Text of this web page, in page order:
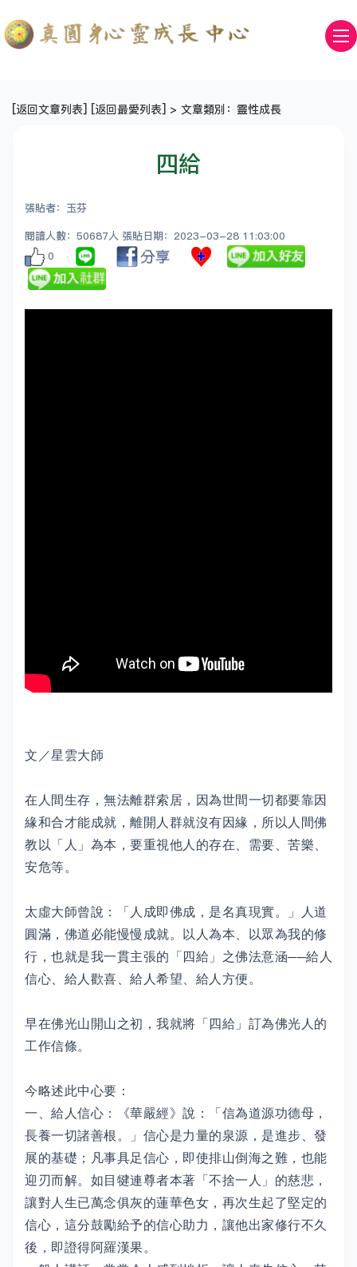
[返回文章列表] [返回最愛列表] > 文章類別：靈性成長
四給
張貼者：玉芬
閱讀人數：50687人 張貼日期：2023-03-28 11:03:00
0
文／星雲大師
在人間生存，無法離群索居，因為世間一切都要靠因
緣和合才能成就，離開人群就沒有因緣，所以人間佛
教以「人」為本，要重視他人的存在、需要、苦樂、
安危等。
太虛大師曾說：「人成即佛成，是名真現實。」人道
圓滿，佛道必能慢慢成就。以人為本、以眾為我的修
行，也就是我一貫主張的「四給」之佛法意涵──給人
信心、給人歡喜、給人希望、給人方便。
早在佛光山開山之初，我就將「四給」訂為佛光人的
工作信條。
今略述此中心要：
一、給人信心：《華嚴經》說：「信為道源功德母，
長養一切諸善根。」信心是力量的泉源，是進步、發
展的基礎；凡事具足信心，即使排山倒海之難，也能
迎刃而解。如目犍連尊者本著「不捨一人」的慈悲，
讓對人生已萬念俱灰的蓮華色女，再次生起了堅定的
信心，這分鼓勵給予的信心助力，讓他出家修行不久
後，即證得阿羅漢果。